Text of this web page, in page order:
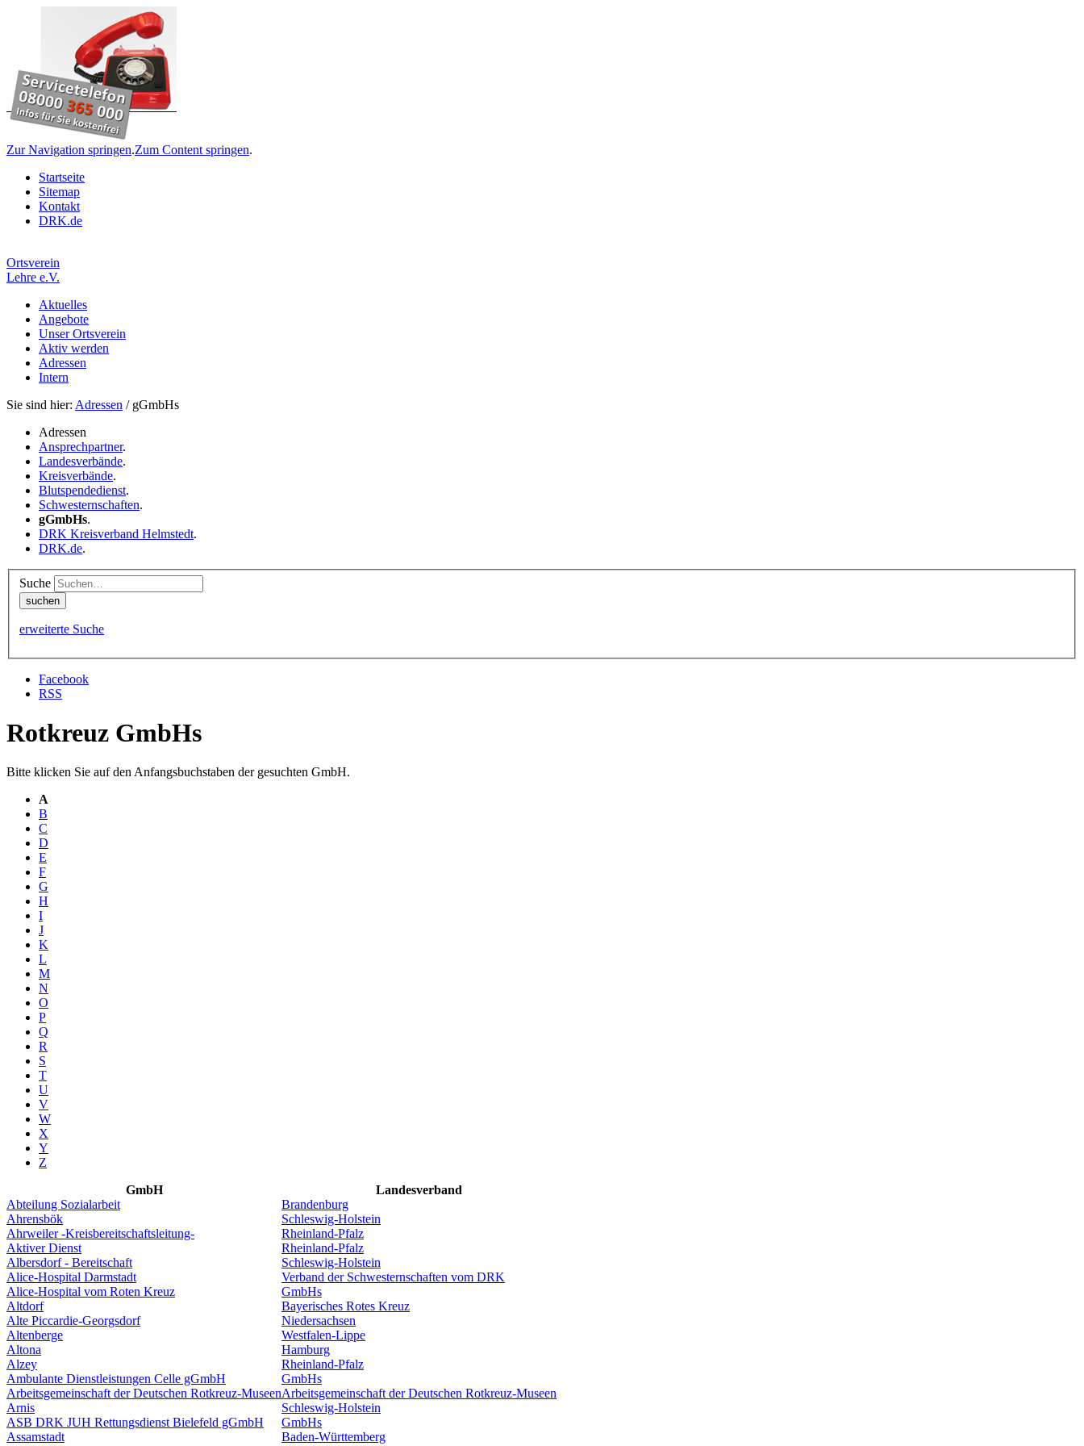
Zur Navigation springen.Zum Content springen.
Startseite
Sitemap
Kontakt
DRK.de
Ortsverein
Lehre e.V.
Aktuelles
Angebote
Unser Ortsverein
Aktiv werden
Adressen
Intern
Sie sind hier: Adressen / gGmbHs
Adressen
Ansprechpartner.
Landesverbände.
Kreisverbände.
Blutspendedienst.
Schwesternschaften.
gGmbHs.
DRK Kreisverband Helmstedt.
DRK.de.
Suche
erweiterte Suche
Facebook
RSS
Rotkreuz GmbHs
Bitte klicken Sie auf den Anfangsbuchstaben der gesuchten GmbH.
A
B
C
D
E
F
G
H
I
J
K
L
M
N
O
P
Q
R
S
T
U
V
W
X
Y
Z
GmbH
Landesverband
Abteilung Sozialarbeit
Brandenburg
Ahrensbök
Schleswig-Holstein
Ahrweiler -Kreisbereitschaftsleitung-
Rheinland-Pfalz
Aktiver Dienst
Rheinland-Pfalz
Albersdorf - Bereitschaft
Schleswig-Holstein
Alice-Hospital Darmstadt
Verband der Schwesternschaften vom DRK
Alice-Hospital vom Roten Kreuz
GmbHs
Altdorf
Bayerisches Rotes Kreuz
Alte Piccardie-Georgsdorf
Niedersachsen
Altenberge
Westfalen-Lippe
Altona
Hamburg
Alzey
Rheinland-Pfalz
Ambulante Dienstleistungen Celle gGmbH
GmbHs
Arbeitsgemeinschaft der Deutschen Rotkreuz-MuseenArbeitsgemeinschaft der Deutschen Rotkreuz-Museen
Arnis
Schleswig-Holstein
ASB DRK JUH Rettungsdienst Bielefeld gGmbH
GmbHs
Assamstadt
Baden-Württemberg